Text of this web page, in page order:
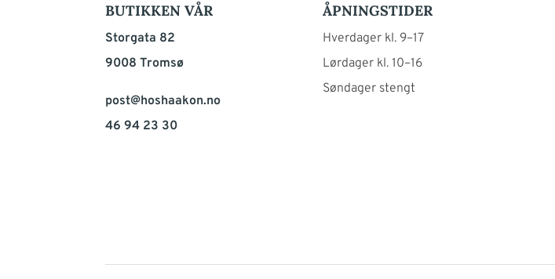
BUTIKKEN VÅR
Storgata 82
9008 Tromsø
post@hoshaakon.no
46 94 23 30
ÅPNINGSTIDER
Hverdager kl. 9–17
Lørdager kl. 10–16
Søndager stengt